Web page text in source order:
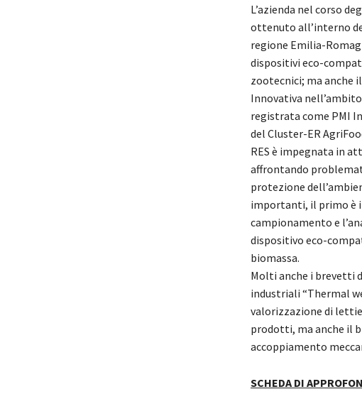
L’azienda nel corso
ottenuto all’interno
regione Emilia-
dispositivi eco-
zootecnici; ma anche
Innovativa
registrata come PMI
del Cluster-ER
RES è impegnata in
affrontando
protezione
importanti, il primo è
campionamento e
dispositivo eco-
biomassa.
Molti anche i brevetti
industriali “Thermal
valorizzazione di
prodotti, ma anche il
accoppiamento
SCHEDA DI